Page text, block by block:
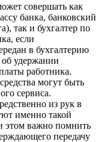
совершать как
банка, банковский
так и бухгалтер по
если
в бухгалтерию
об удержании
работника.
могут быть
сервиса.
из рук в
именно такой
этом важно помнить
передачу